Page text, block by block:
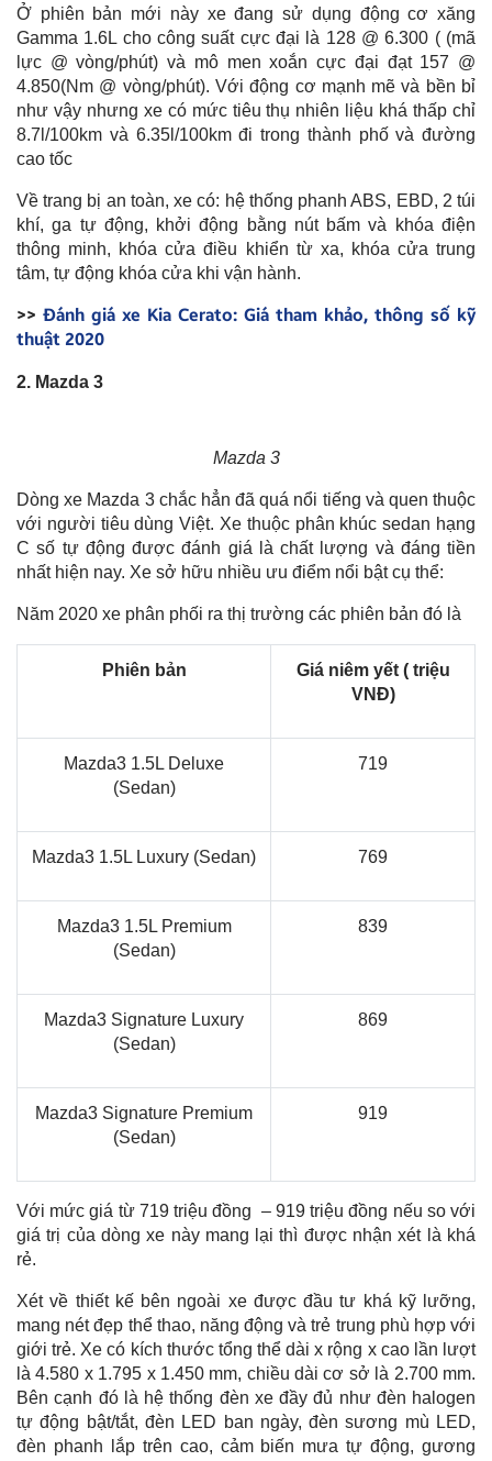
Ở phiên bản mới này xe đang sử dụng động cơ xăng
Gamma 1.6L cho công suất cực đại là 128 @ 6.300 ( (mã
lực @ vòng/phút) và mô men xoắn cực đại đạt 157 @
4.850(Nm @ vòng/phút). Với động cơ mạnh mẽ và bền bỉ
như vậy nhưng xe có mức tiêu thụ nhiên liệu khá thấp chỉ
8.7l/100km và 6.35l/100km đi trong thành phố và đường
cao tốc
Về trang bị an toàn, xe có: hệ thống phanh ABS, EBD, 2 túi
khí, ga tự động, khởi động bằng nút bấm và khóa điện
thông minh, khóa cửa điều khiển từ xa, khóa cửa trung
tâm, tự động khóa cửa khi vận hành.
>> Đánh giá xe Kia Cerato: Giá tham khảo, thông số kỹ
thuật 2020
2. Mazda 3
Mazda 3
Dòng xe Mazda 3 chắc hẳn đã quá nổi tiếng và quen thuộc
với người tiêu dùng Việt. Xe thuộc phân khúc sedan hạng
C số tự động được đánh giá là chất lượng và đáng tiền
nhất hiện nay. Xe sở hữu nhiều ưu điểm nổi bật cụ thể:
Năm 2020 xe phân phối ra thị trường các phiên bản đó là
Phiên bản
Giá niêm yết ( triệu
VNĐ)
Mazda3 1.5L Deluxe
(Sedan)
719
Mazda3 1.5L Luxury (Sedan) 769
Mazda3 1.5L Premium
(Sedan)
839
Mazda3 Signature Luxury
(Sedan)
869
Mazda3 Signature Premium
(Sedan)
919
Với mức giá từ 719 triệu đồng – 919 triệu đồng nếu so với
giá trị của dòng xe này mang lại thì được nhận xét là khá
rẻ.
Xét về thiết kế bên ngoài xe được đầu tư khá kỹ lưỡng,
mang nét đẹp thể thao, năng động và trẻ trung phù hợp với
giới trẻ. Xe có kích thước tổng thể dài x rộng x cao lần lượt
là 4.580 x 1.795 x 1.450 mm, chiều dài cơ sở là 2.700 mm.
Bên cạnh đó là hệ thống đèn xe đầy đủ như đèn halogen
tự động bật/tắt, đèn LED ban ngày, đèn sương mù LED,
đèn phanh lắp trên cao, cảm biến mưa tự động, gương